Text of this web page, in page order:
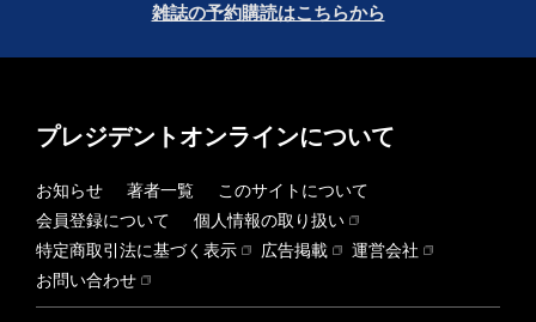
雑誌の予約購読はこちらから
プレジデントオンラインについて
お知らせ 著者一覧
このサイトについて
会員登録について
個人情報の取り扱い
特定商取引法に基づく表示
広告掲載
運営会社
お問い合わせ